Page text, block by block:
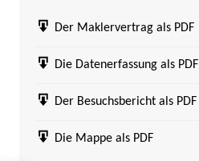
Der Maklervertrag als PDF
Die Datenerfassung als PDF
Der Besuchsbericht als PDF
Die Mappe als PDF